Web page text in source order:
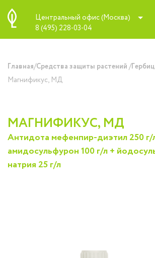
Центральный офис (Москва)
8 (495) 228-03-04
Главная/Средства защиты растений /
Магнификус, МД
МАГНИФИКУС, МД
Антидота мефенпир-диэтил 250 г/
амидосульфурон 100 г/л+
натрия 25 г/л